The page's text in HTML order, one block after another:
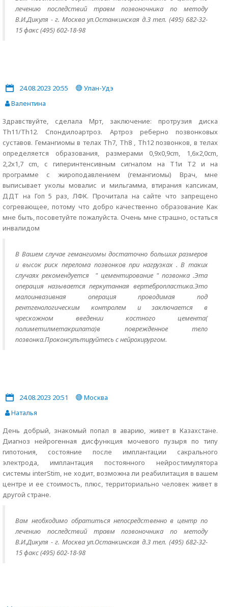
лечению последствий травм позвоночника по методу
В.И.Дикуля - г. Москва ул.Останкинская д.3 тел. (495) 682-32-
15 факс (495) 602-18-98
24.08.2023 20:55
Улан-Удэ
Валентина
Здравствуйте, сделала Мрт, заключение: протрузия диска
Th11/Th12. Спондилоартроз. Артроз реберно позвонковых
суставов. Гемангиомы в телах Th7, Th8 , Th12 позвонков, в телах
определяется образования, размерами 0,9x0,9cm, 1,6x2,0cm,
2,2x1,7 cm, с гиперинтенсивным сигналом на T1и T2 и на
программе с жироподавлением (гемангиомы) Врач, мне
выписывает уколы мовалис и мильгамма, втирания капсикам,
ДДТ на Гоп 5 раз, ЛФК. Прочитала на сайте что запрещено
согревающее, потому что добро качественно образование Как
мне быть, посоветуйте пожалуйста. Очень мне страшно, остаться
инвалидом
В Вашем случае гемангиомы достаточно больших размеров
и высок риск перелома позвонков при нагрузках . В таких
случаях рекомендуется " цементирование " позвонка .Эта
операция называется перкутанная вертебропластика.Это
малоинвазивная операция проводимая под
рентгенологическим контролем и заключается в
чрескожном введении костного цемента(
полиметилметакрилата)в поврежденное тело
позвонка.Проконсультируйтесь с нейрохирургом.
24.08.2023 20:51
Москва
Наталья
День добрый, знакомый попал в аварию, живет в Казахстане.
Диагноз нейрогенная дисфункция мочевого пузыря по типу
гипотония, состояние после имплантации сакрального
электрода, имплантация постоянного нейростимулятора
системы interStim, не ходит, возможна ли реабилитация в вашем
центре и ее стоимость, плюс, территориально человек живет в
другой стране.
Вам необходимо обратиться непосредственно в центр по
лечению последствий травм позвоночника по методу
В.И.Дикуля - г. Москва ул.Останкинская д.3 тел. (495) 682-32-
15 факс (495) 602-18-98